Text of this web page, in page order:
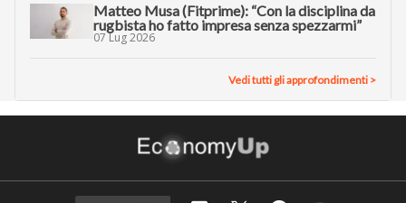
Matteo Musa (Fitprime): “Con la disciplina da
rugbista ho fatto impresa senza spezzarmi”
07 Lug 2026
Vedi tutti gli approfondimenti >